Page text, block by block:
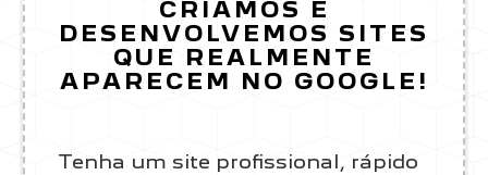
CRIAMOS E
DESENVOLVEMOS SITES
QUE REALMENTE
APARECEM NO GOOGLE!
Tenha um site profissional, rápido